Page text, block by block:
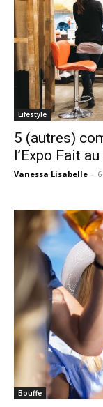
Lifestyle
5 (autres)
l’Expo Fait
Vanessa Lisabelle -
Bouffe